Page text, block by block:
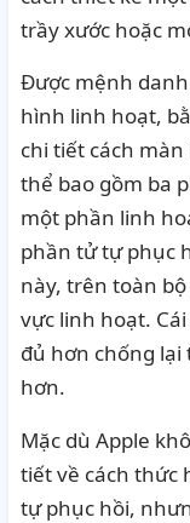
trầy xước hoặc
Được mệnh
hình linh hoạt,
chi tiết cách
thể bao gồm ba
một phần linh
phần tử tự phục
này, trên toàn
vực linh hoạt.
đủ hơn chống lại
hơn.
Mặc dù Apple
tiết về cách thức
tự phục hồi,